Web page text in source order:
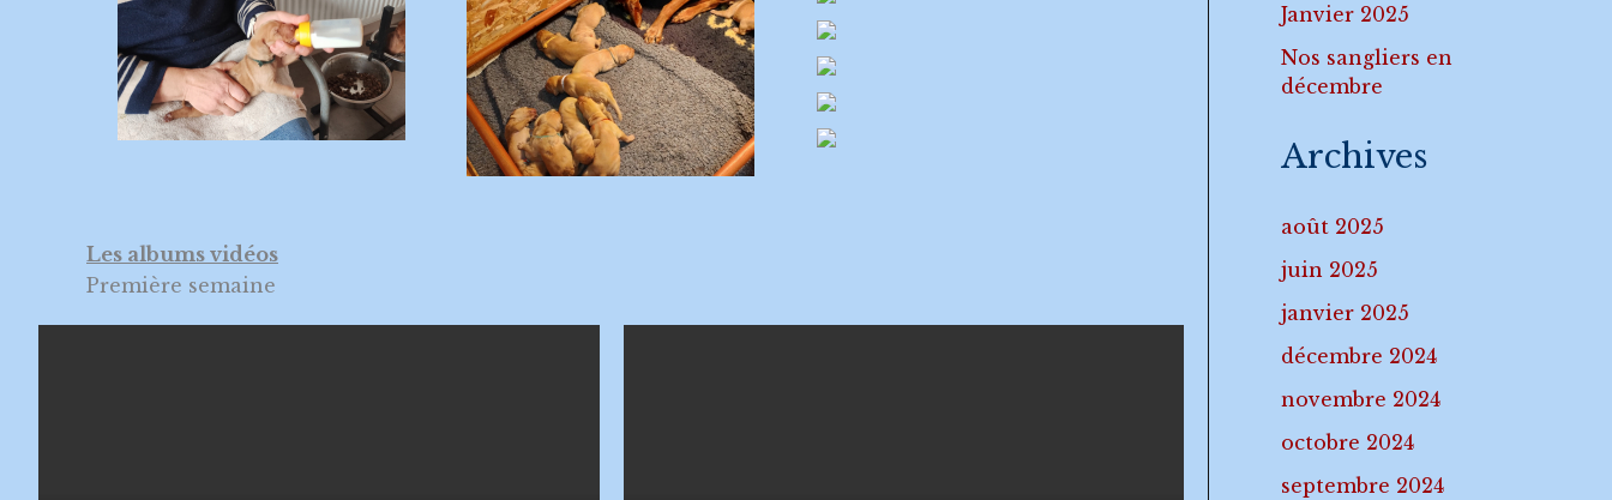
Les albums vidéos
Première semaine
Janvier 2025
Nos sangliers en
décembre
Archives
août 2025
juin 2025
janvier 2025
décembre 2024
novembre 2024
octobre 2024
septembre 2024